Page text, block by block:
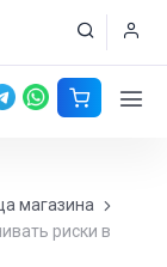
магазина
риски в